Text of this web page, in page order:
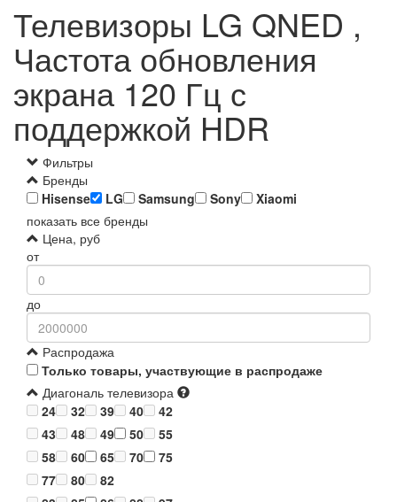
Телевизоры LG QNED ,
Частота обновления
экрана 120 Гц с
поддержкой HDR
Фильтры
Бренды
Hisense
LG Samsung Sony
Xiaomi
показать все бренды
Цена, руб
от
до
Распродажа
Только товары, участвующие в распродаже
Диагональ телевизора
24
32 39 40
42
43
48 49 50
55
58
60 65 70
75
77
80
82